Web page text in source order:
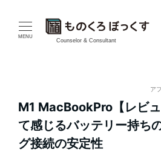
MENU
Counselor & Consultant
ア
M1 MacBookPro【レビ
て感じるバッテリー持ち
グ接続の安定性